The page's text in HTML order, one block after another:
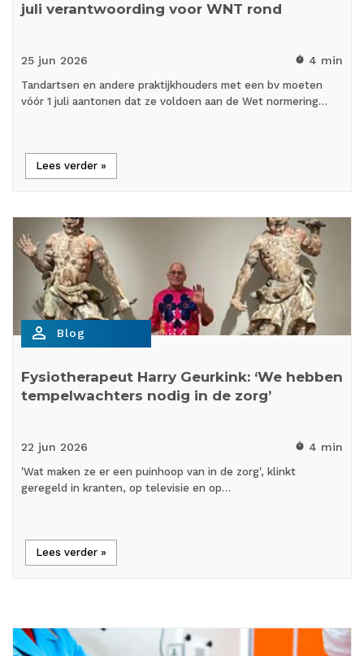
juli verantwoording voor WNT rond
25 jun 2026 timer 4 min
Tandartsen en andere praktijkhouders met een bv moeten
vóór 1 juli aantonen dat ze voldoen aan de Wet normering…
Lees verder »
person_outline Blog
Fysiotherapeut Harry Geurkink: ‘We hebben
tempelwachters nodig in de zorg’
22 jun 2026 timer 4 min
'Wat maken ze er een puinhoop van in de zorg', klinkt
geregeld in kranten, op televisie en op…
Lees verder »